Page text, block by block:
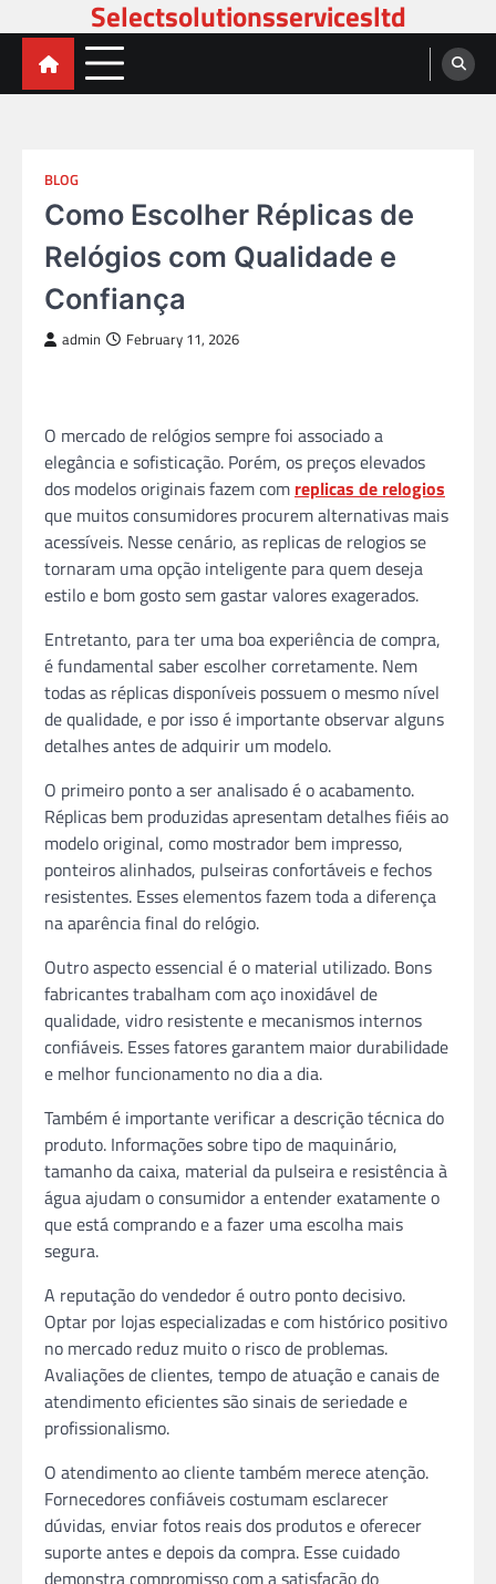
to
content
Selectsolutionsservicesltd
BLOG
Como Escolher Réplicas de
Relógios com Qualidade e
Confiança
admin February 11, 2026
O mercado de relógios sempre foi associado a
elegância e sofisticação. Porém, os preços elevados
dos modelos originais fazem com replicas de relogios
que muitos consumidores procurem alternativas mais
acessíveis. Nesse cenário, as replicas de relogios se
tornaram uma opção inteligente para quem deseja
estilo e bom gosto sem gastar valores exagerados.
Entretanto, para ter uma boa experiência de compra,
é fundamental saber escolher corretamente. Nem
todas as réplicas disponíveis possuem o mesmo nível
de qualidade, e por isso é importante observar alguns
detalhes antes de adquirir um modelo.
O primeiro ponto a ser analisado é o acabamento.
Réplicas bem produzidas apresentam detalhes fiéis ao
modelo original, como mostrador bem impresso,
ponteiros alinhados, pulseiras confortáveis e fechos
resistentes. Esses elementos fazem toda a diferença
na aparência final do relógio.
Outro aspecto essencial é o material utilizado. Bons
fabricantes trabalham com aço inoxidável de
qualidade, vidro resistente e mecanismos internos
confiáveis. Esses fatores garantem maior durabilidade
e melhor funcionamento no dia a dia.
Também é importante verificar a descrição técnica do
produto. Informações sobre tipo de maquinário,
tamanho da caixa, material da pulseira e resistência à
água ajudam o consumidor a entender exatamente o
que está comprando e a fazer uma escolha mais
segura.
A reputação do vendedor é outro ponto decisivo.
Optar por lojas especializadas e com histórico positivo
no mercado reduz muito o risco de problemas.
Avaliações de clientes, tempo de atuação e canais de
atendimento eficientes são sinais de seriedade e
profissionalismo.
O atendimento ao cliente também merece atenção.
Fornecedores confiáveis costumam esclarecer
dúvidas, enviar fotos reais dos produtos e oferecer
suporte antes e depois da compra. Esse cuidado
demonstra compromisso com a satisfação do